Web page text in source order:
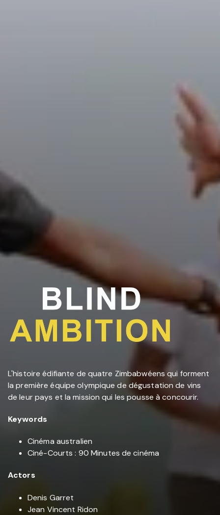
L'histoire édifiante de quatre Zimbabwéens qui forment
la première équipe olympique de dégustation de vins
de leur pays et la mission qui les pousse à concourir.
Keywords
Cinéma australien
Ciné-Courts : 90 Minutes de cinéma
Actors
Denis Garret
Jean Vincent Ridon